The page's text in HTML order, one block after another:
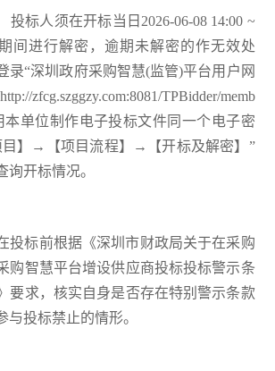
投标人须在开标当日2026-06-08 14:00 ~
期间进行解密，逾期未解密的作无效处
录“深圳政府采购智慧(监管)平台用户网
zfcg.szggzy.com:8081/TPBidder/memb
本单位制作电子投标文件同一个电子密
目】→【项目流程】→【开标及解密】”
询开标情况。
投标前根据《深圳市财政局关于在采购
购智慧平台增设供应商投标投标警示条
要求，核实自身是否存在特别警示条款
与投标禁止的情形。